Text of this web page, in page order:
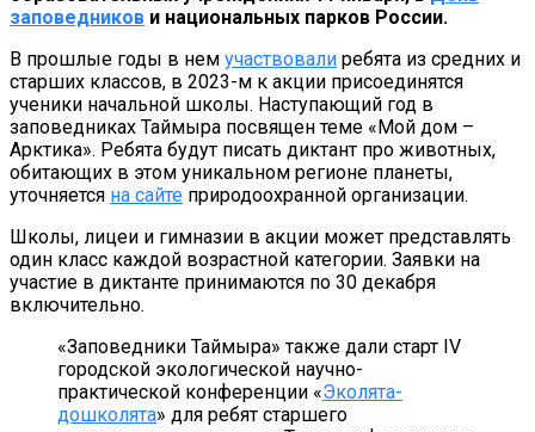
заповедников и национальных парков России.
В прошлые годы в нем участвовали ребята из средних и
старших классов, в 2023-м к акции присоединятся
ученики начальной школы. Наступающий год в
заповедниках Таймыра посвящен теме «Мой дом –
Арктика». Ребята будут писать диктант про животных,
обитающих в этом уникальном регионе планеты,
уточняется на сайте природоохранной организации.
Школы, лицеи и гимназии в акции может представлять
один класс каждой возрастной категории. Заявки на
участие в диктанте принимаются по 30 декабря
включительно.
«Заповедники Таймыра» также дали старт IV
городской экологической научно-
практической конференции «Эколята-
дошколята» для ребят старшего